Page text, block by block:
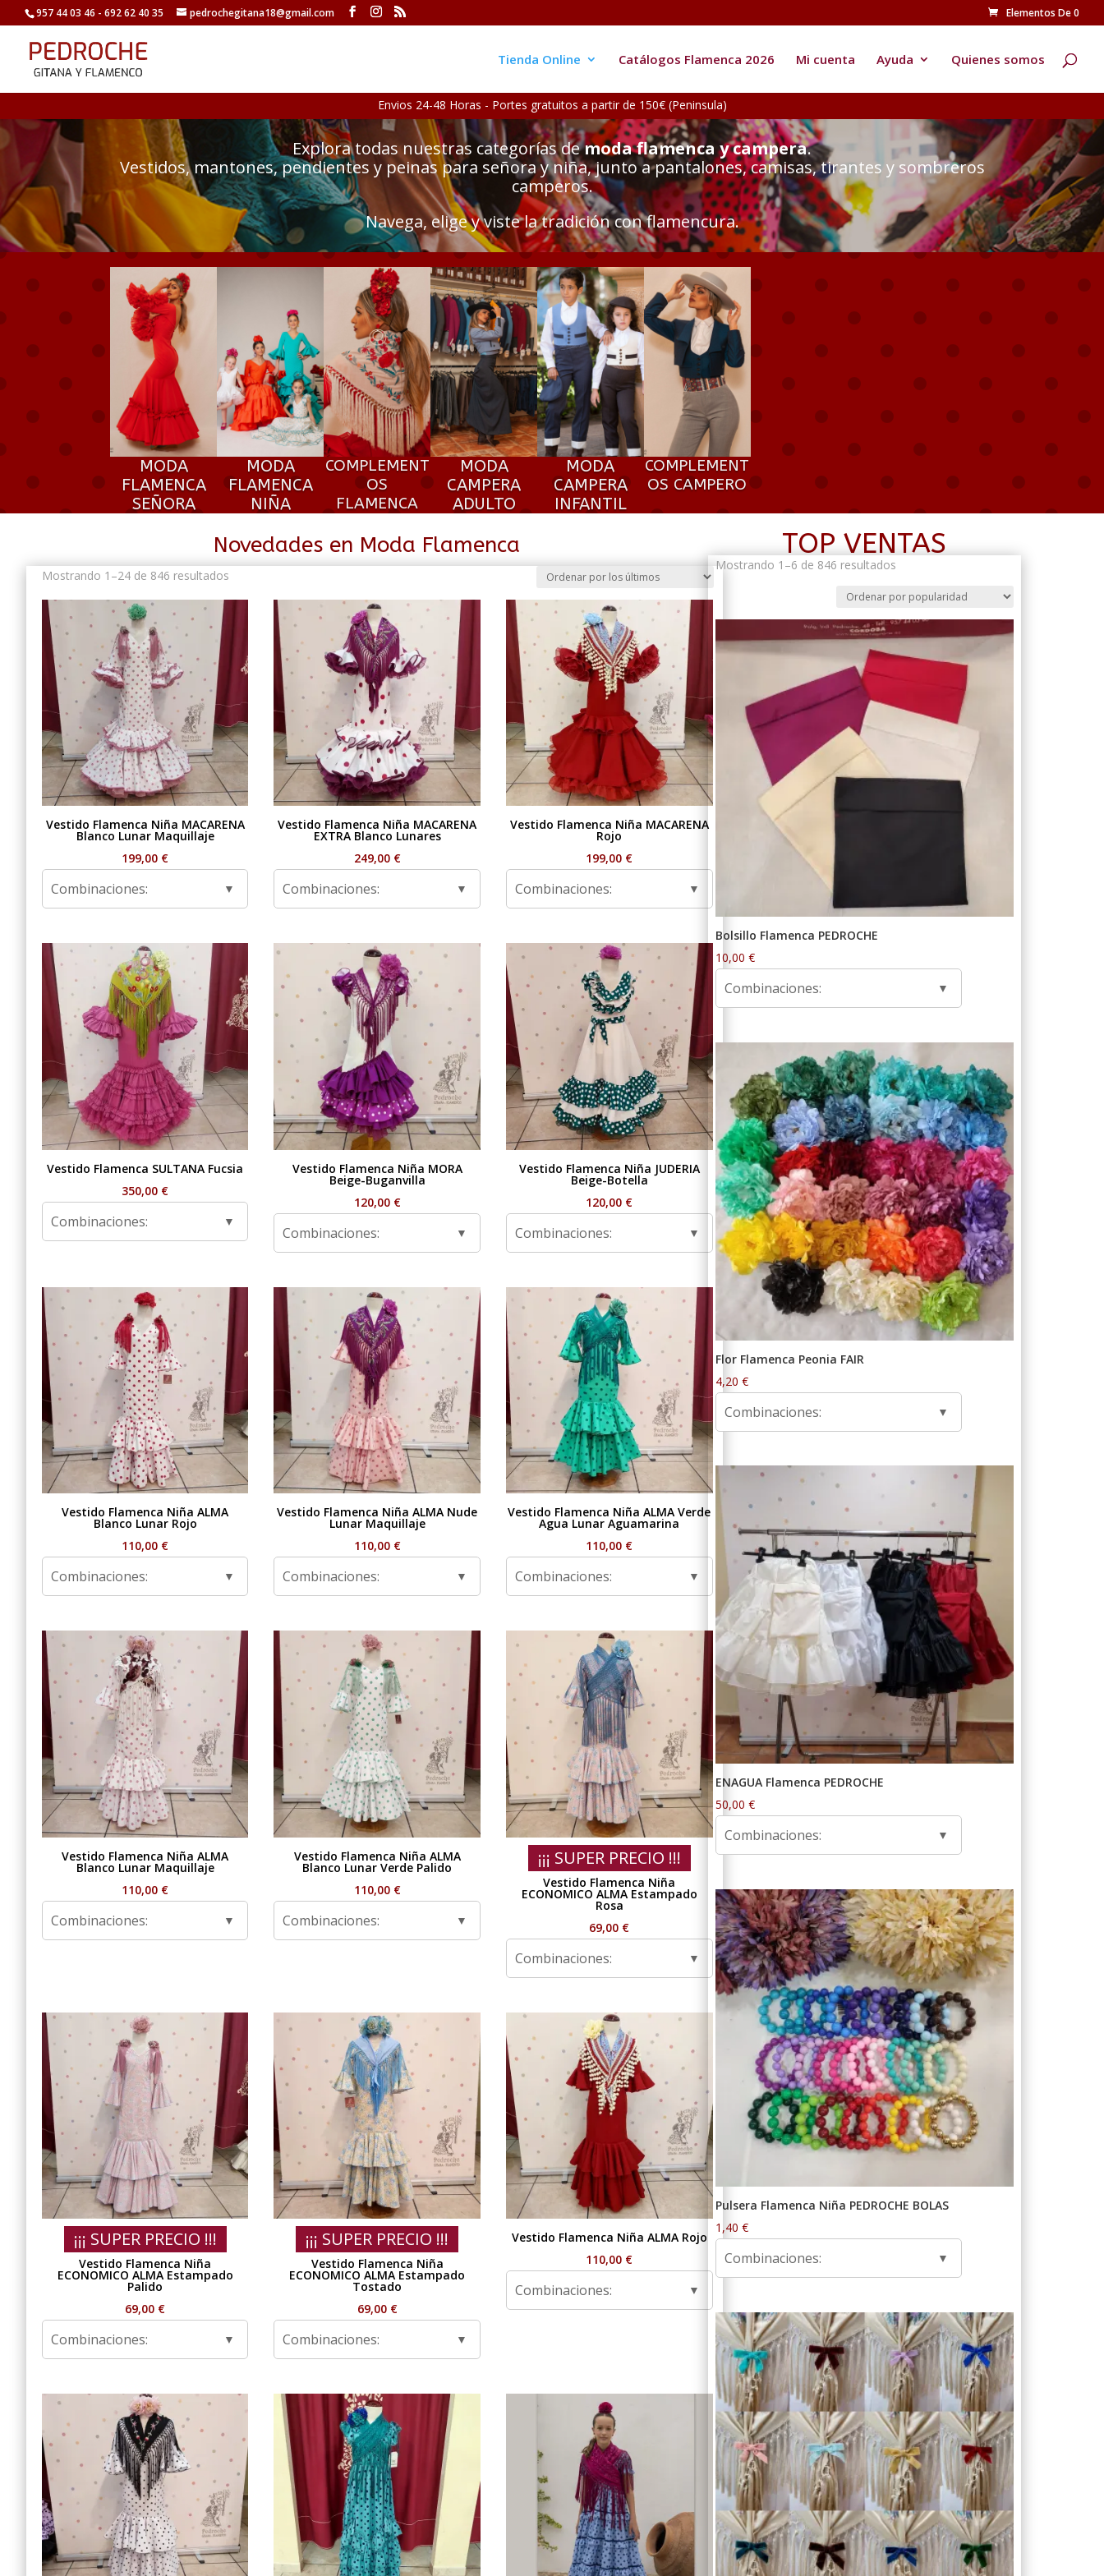
957 44 03 46 - 692 62 40 35 pedrochegitana18@gmail.com Elementos De 0
Tienda Online Catálogos Flamenca 2026 Mi cuenta Ayuda Quienes somos
Búsqueda
productos
Envios 24-48 Horas - Portes gratuitos a partir de 150€ (Peninsula)
Explora todas nuestras categorías demoda flamenca y campera.
Vestidos, mantones, pendientes y peinas para señora y niña, junto a pantalones, camisas, tirantes y sombreros
camperos.
Navega, elige y viste la tradición con flamencura.
MODA
FLAMENCA
SEÑORA
MODA
FLAMENCA
NIÑA
COMPLEMENT
OS
FLAMENCA
MODA
CAMPERA
ADULTO
MODA
CAMPERA
INFANTIL
COMPLEMENT
OS CAMPERO
Novedades en Moda Flamenca
Mostrando 1–24 de 846 resultadosOrdenado
Vestido Flamenca Niña MACARENA
Blanco Lunar Maquillaje
199,00 €
Combinaciones:
Vestido Flamenca Niña MACARENA
EXTRA Blanco Lunares
249,00 €
Combinaciones:
Vestido Flamenca Niña MACARENA
Rojo
199,00 €
Combinaciones:
Vestido Flamenca SULTANA Fucsia
350,00 €
Combinaciones:
Vestido Flamenca Niña MORA
Beige-Buganvilla
120,00 €
Combinaciones:
Vestido Flamenca Niña JUDERIA
Beige-Botella
120,00 €
Combinaciones:
Vestido Flamenca Niña ALMA
Blanco Lunar Rojo
110,00 €
Combinaciones:
Vestido Flamenca Niña ALMA Nude
Lunar Maquillaje
110,00 €
Combinaciones:
Vestido Flamenca Niña ALMA Verde
Agua Lunar Aguamarina
110,00 €
Combinaciones:
Vestido Flamenca Niña ALMA
Blanco Lunar Maquillaje
110,00 €
Combinaciones:
Vestido Flamenca Niña ALMA
Blanco Lunar Verde Palido
110,00 €
Combinaciones:
¡¡¡ SUPER PRECIO !!!
Vestido Flamenca Niña
ECONOMICO ALMA Estampado
Rosa
69,00 €
Combinaciones:
¡¡¡ SUPER PRECIO !!!
Vestido Flamenca Niña
ECONOMICO ALMA Estampado
Palido
69,00 €
Combinaciones:
¡¡¡ SUPER PRECIO !!!
Vestido Flamenca Niña
ECONOMICO ALMA Estampado
Tostado
69,00 €
Combinaciones:
Vestido Flamenca Niña ALMA Rojo
110,00 €
Combinaciones:
TOP VENTAS
Mostrando 1–6 de 846 resultados
popularidad
Bolsillo Flamenca PEDROCHE
10,00€
Combinaciones:
Flor Flamenca Peonia FAIR
4,20€
Combinaciones:
ENAGUA Flamenca PEDROCHE
50,00€
Combinaciones:
Pulsera Flamenca Niña PEDROCHE BOLAS
1,40€
Combinaciones: